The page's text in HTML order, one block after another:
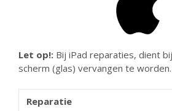
Let op!: Bij iPad reparaties, dient
scherm (glas) vervangen te worden.
Reparatie